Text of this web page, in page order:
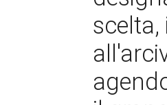
scelta,